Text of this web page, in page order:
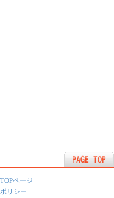
TOPページ
リシー